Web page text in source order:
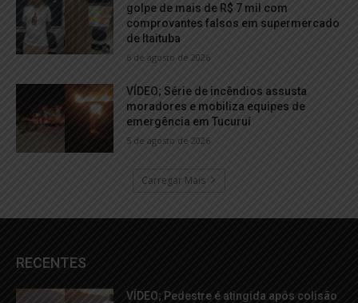
golpe de mais de R$ 7 mil com
comprovantes falsos em supermercado
de Itaituba
6 de agosto de 2026
VÍDEO; Série de incêndios assusta
moradores e mobiliza equipes de
emergência em Tucuruí
5 de agosto de 2026
Carregar Mais
RECENTES
VÍDEO; Pedestre é atingida após colisão